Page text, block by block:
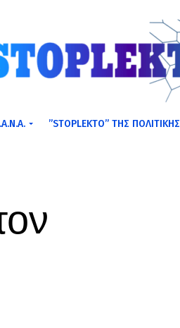
”STOPLEKTO” ΤΗΣ ΠΟΛΙΤΙΚΗΣ